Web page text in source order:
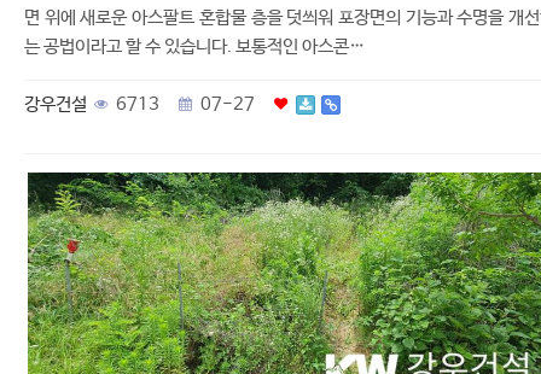
면 위에 새로운 아스팔트 혼합물 층을 덧씌워 포장면의 기능과 수명을 개
는 공법이라고 할 수 있습니다. 보통적인 아스콘…
강우건설 6713 07-27